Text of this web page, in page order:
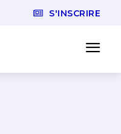
S'INSCRIRE